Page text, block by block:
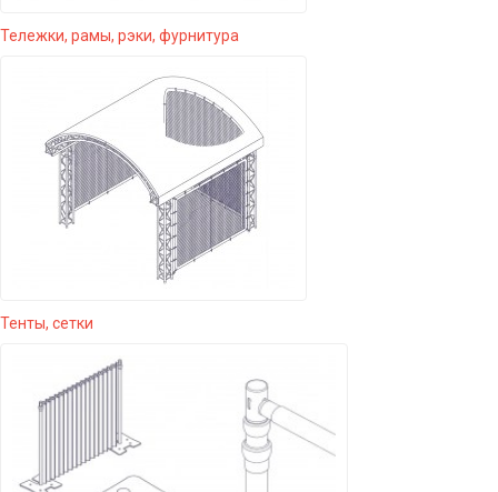
Тележки, рамы, рэки, фурнитура
Тенты, сетки